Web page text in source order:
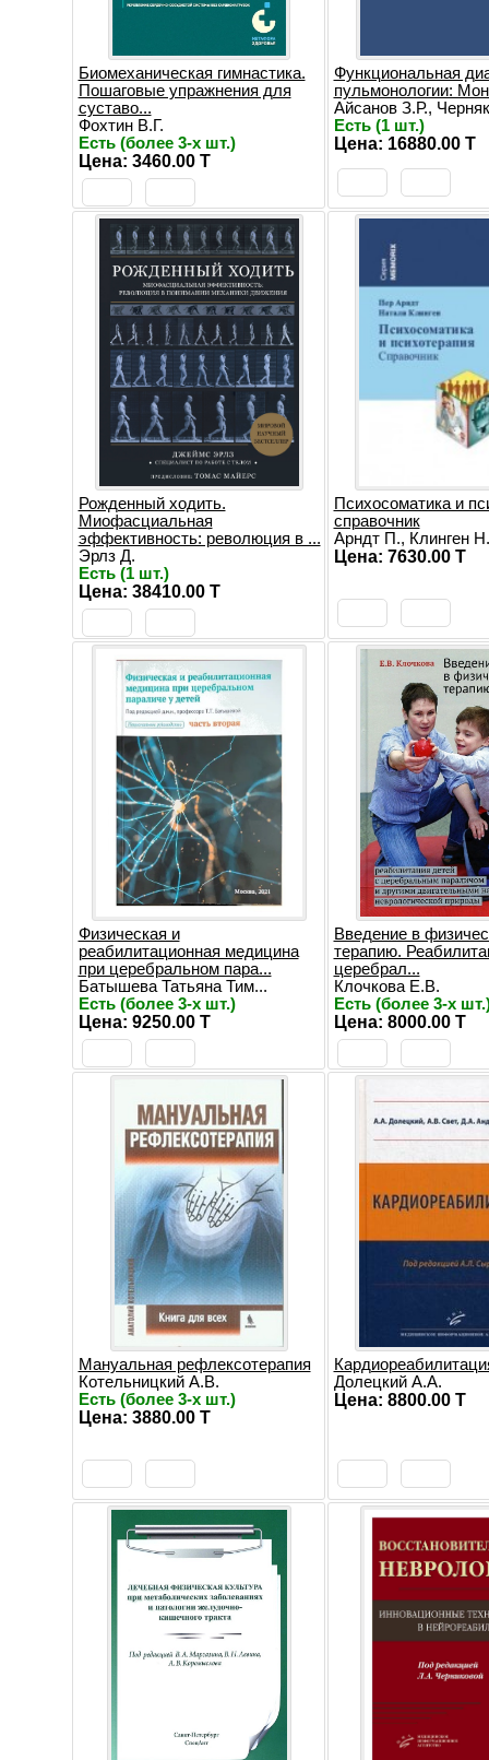
Биомеханическая гимнастика.
Пошаговые упражнения для
суставо...
Фохтин В.Г.
Есть (более 3-х шт.)
Цена: 3460.00 T
Функциональная
пульмонологии:
Айсанов З.Р.,
Есть (1 шт.)
Цена: 16880.00 T
Рожденный ходить.
Миофасциальная
эффективность: революция в ...
Эрлз Д.
Есть (1 шт.)
Цена: 38410.00 T
Психосоматика и
справочник
Арндт П., Клинген Н.
Цена: 7630.00 T
Физическая и
реабилитационная медицина
при церебральном пара...
Батышева Татьяна Тим...
Есть (более 3-х шт.)
Цена: 9250.00 T
Введение в
терапию.
церебрал...
Клочкова Е.В.
Есть (более 3-х
Цена: 8000.00 T
Мануальная рефлексотерапия
Котельницкий А.В.
Есть (более 3-х шт.)
Цена: 3880.00 T
Долецкий А.А.
Цена: 8800.00 T